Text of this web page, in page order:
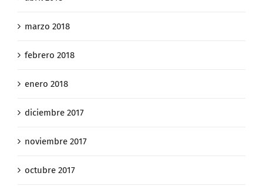
marzo 2018
febrero 2018
enero 2018
diciembre 2017
noviembre 2017
octubre 2017